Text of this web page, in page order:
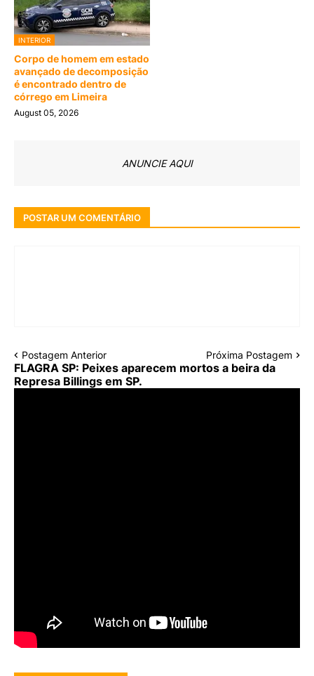
INTERIOR
Corpo de homem em estado
avançado de decomposição
é encontrado dentro de
córrego em Limeira
August 05, 2026
ANUNCIE AQUI
POSTAR UM COMENTÁRIO
Postagem Anterior Próxima Postagem
FLAGRA SP: Peixes aparecem mortos a beira da
Represa Billings em SP.